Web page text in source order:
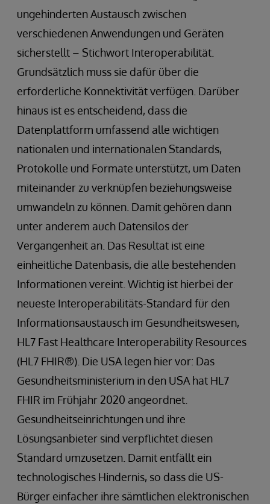
ungehinderten Austausch zwischen
verschiedenen Anwendungen und Geräten
sicherstellt – Stichwort Interoperabilität.
Grundsätzlich muss sie dafür über die
erforderliche Konnektivität verfügen. Darüber
hinaus ist es entscheidend, dass die
Datenplattform umfassend alle wichtigen
nationalen und internationalen Standards,
Protokolle und Formate unterstützt, um Daten
miteinander zu verknüpfen beziehungsweise
umwandeln zu können. Damit gehören dann
unter anderem auch Datensilos der
Vergangenheit an. Das Resultat ist eine
einheitliche Datenbasis, die alle bestehenden
Informationen vereint. Wichtig ist hierbei der
neueste Interoperabilitäts-Standard für den
Informationsaustausch im Gesundheitswesen,
HL7 Fast Healthcare Interoperability Resources
(HL7 FHIR®). Die USA legen hier vor: Das
Gesundheitsministerium in den USA hat HL7
FHIR im Frühjahr 2020 angeordnet.
Gesundheitseinrichtungen und ihre
Lösungsanbieter sind verpflichtet diesen
Standard umzusetzen. Damit entfällt ein
technologisches Hindernis, so dass die US-
Bürger einfacher ihre sämtlichen elektronischen